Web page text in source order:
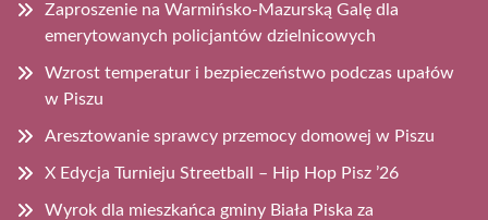
Zaproszenie na Warmińsko-Mazurską Galę dla
emerytowanych policjantów dzielnicowych
Wzrost temperatur i bezpieczeństwo podczas upałów
w Piszu
Aresztowanie sprawcy przemocy domowej w Piszu
X Edycja Turnieju Streetball – Hip Hop Pisz ’26
Wyrok dla mieszkańca gminy Biała Piska za